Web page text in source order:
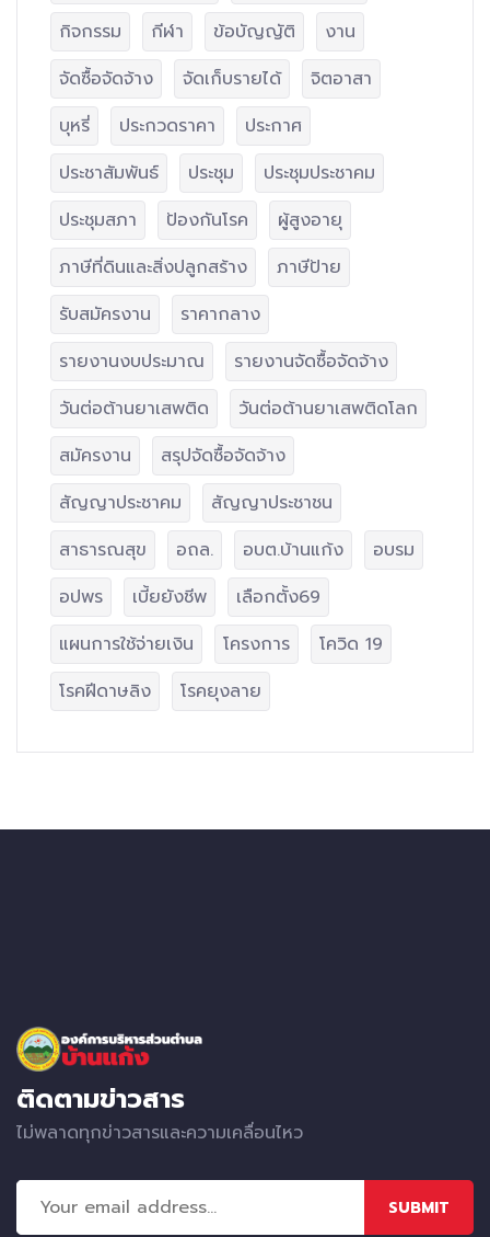
กิจกรรม
กีฬา ข้อบัญญัติ
งาน
จัดซื้อจัดจ้าง
จัดเก็บรายได้
จิตอาสา
บุหรี่
ประกวดราคา
ประกาศ
ประชาสัมพันธ์
ประชุม
ประชุมประชาคม
ประชุมสภา
ป้องกันโรค
ผู้สูงอายุ
ภาษีที่ดินและสิ่งปลูกสร้าง
ภาษีป้าย
รับสมัครงาน
ราคากลาง
รายงานงบประมาณ
รายงานจัดซื้อจัดจ้าง
วันต่อต้านยาเสพติด
วันต่อต้านยาเสพติดโลก
สมัครงาน
สรุปจัดซื้อจัดจ้าง
สัญญาประชาคม
สัญญาประชาชน
สาธารณสุข
อถล. อบต.บ้านแก้ง
อบรม
อปพร
เบี้ยยังชีพ
เลือกตั้ง69
แผนการใช้จ่ายเงิน
โครงการ
โควิด 19
โรคฝีดาษลิง
โรคยุงลาย
ติดตามข่าวสาร
ไม่พลาดทุกข่าวสารและความเคลื่อนไหว
SUBMIT